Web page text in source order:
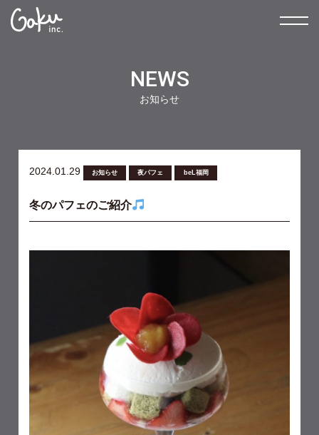
NEWS
お知らせ
2024.01.29 お知らせ 夜パフェ beL福岡
冬のパフェのご紹介